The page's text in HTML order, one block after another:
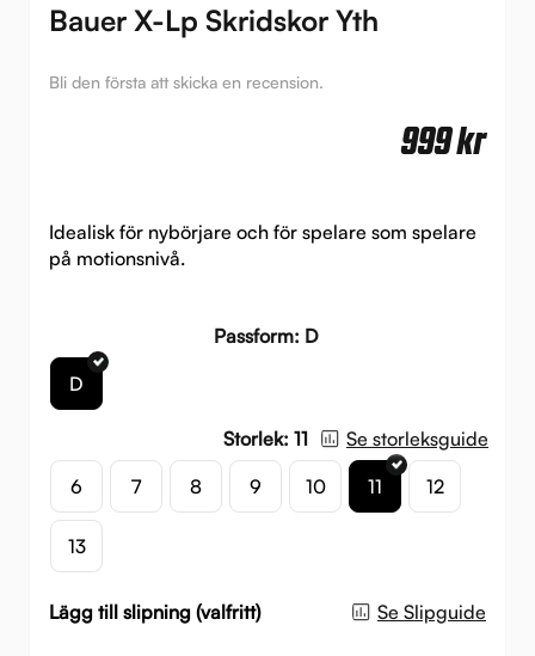
Bauer X-Lp Skridskor Yth
Bli den första att skicka en recension.
999kr
Idealisk för nybörjare och för spelare som spelare
på motionsnivå.
Passform: D
D
Storlek: 11
6
7 8 9 10 11 12
13
Se storleksguide
Lägg till slipning (valfritt) Se Slipguide